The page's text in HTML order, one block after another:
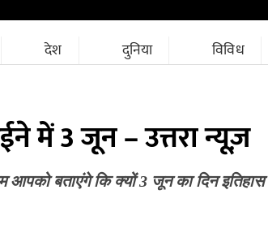
देश दुनिया विविध
में 3 जून – उत्तरा न्यूज़
बताएंगे कि क्यों 3 जून का दिन